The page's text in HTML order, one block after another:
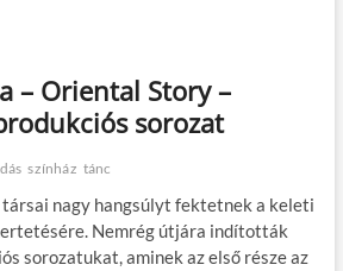
– Oriental Story –
sorozat
színház tánc
társai nagy hangsúlyt fektetnek a keleti
Nemrég útjára indították
sorozatukat, aminek az első része az